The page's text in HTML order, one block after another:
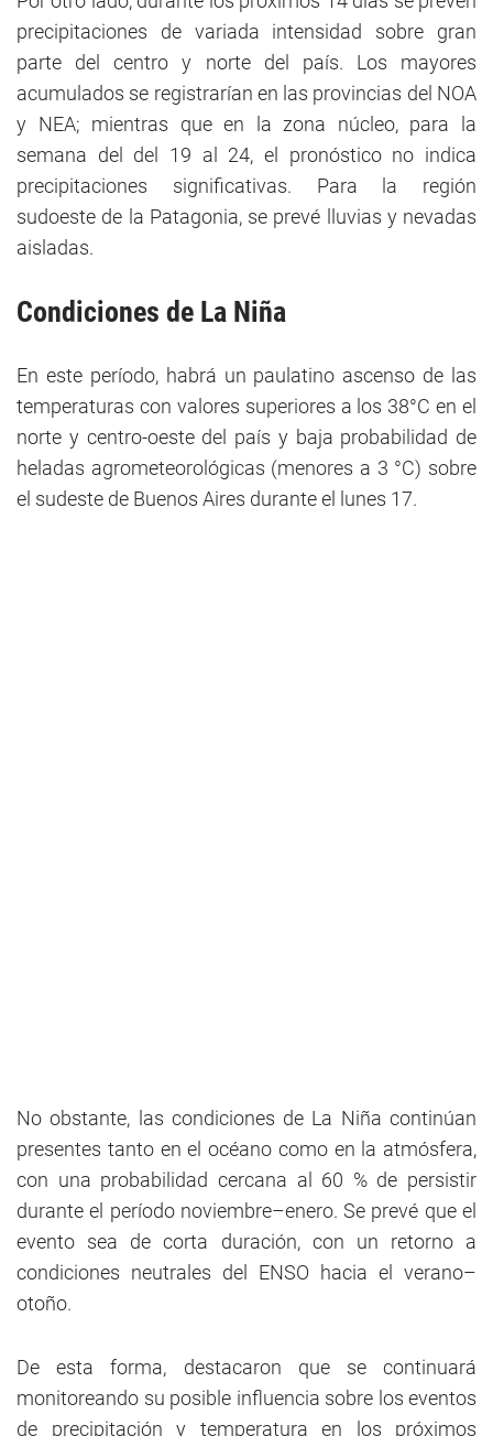
precipitaciones de variada intensidad sobre gran
parte del centro y norte del país. Los mayores
acumulados se registrarían en las provincias del NOA
y NEA; mientras que en la zona núcleo, para la
semana del del 19 al 24, el pronóstico no indica
precipitaciones significativas. Para la región
sudoeste de la Patagonia, se prevé lluvias y nevadas
aisladas.
Condiciones de La Niña
En este período, habrá un paulatino ascenso de las
temperaturas con valores superiores a los 38°C en el
norte y centro-oeste del país y baja probabilidad de
heladas agrometeorológicas (menores a 3 °C) sobre
el sudeste de Buenos Aires durante el lunes 17.
No obstante, las condiciones de La Niña continúan
presentes tanto en el océano como en la atmósfera,
con una probabilidad cercana al 60 % de persistir
durante el período noviembre–enero. Se prevé que el
evento sea de corta duración, con un retorno a
condiciones neutrales del ENSO hacia el verano–
otoño.
De esta forma, destacaron que se continuará
monitoreando su posible influencia sobre los eventos
de precipitación y temperatura en los próximos